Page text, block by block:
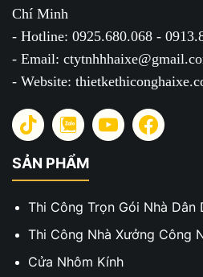
Chí Minh
- Hotline: 0925.680.068 -
- Email:
- Website:
SẢN PHẨM
Thi Công Trọn Gói Nhà Dân
Thi Công Nhà Xưởng Công
Cửa Nhôm Kính